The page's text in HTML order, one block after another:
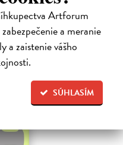
Artforum
a meranie
a zaistenie vášho
SÚHLASÍM
gaštan a okolo neho sa krúti
dostalo meno Zelinka.…